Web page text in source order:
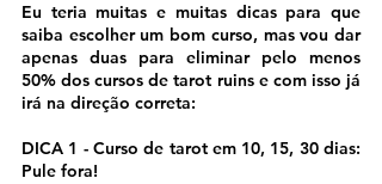
Eu teria muitas e muitas dicas para que
saiba escolher um bom curso, mas vou dar
apenas duas para eliminar pelo menos
50% dos cursos de tarot ruins e com isso já
irá na direção correta:
DICA 1 - Curso de tarot em 10, 15, 30 dias:
Pule fora!